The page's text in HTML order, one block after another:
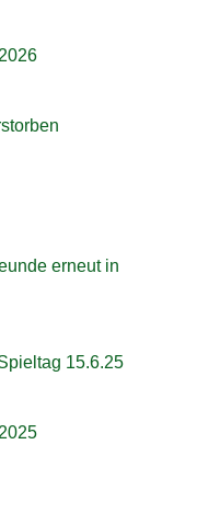
erneut in
15.6.25